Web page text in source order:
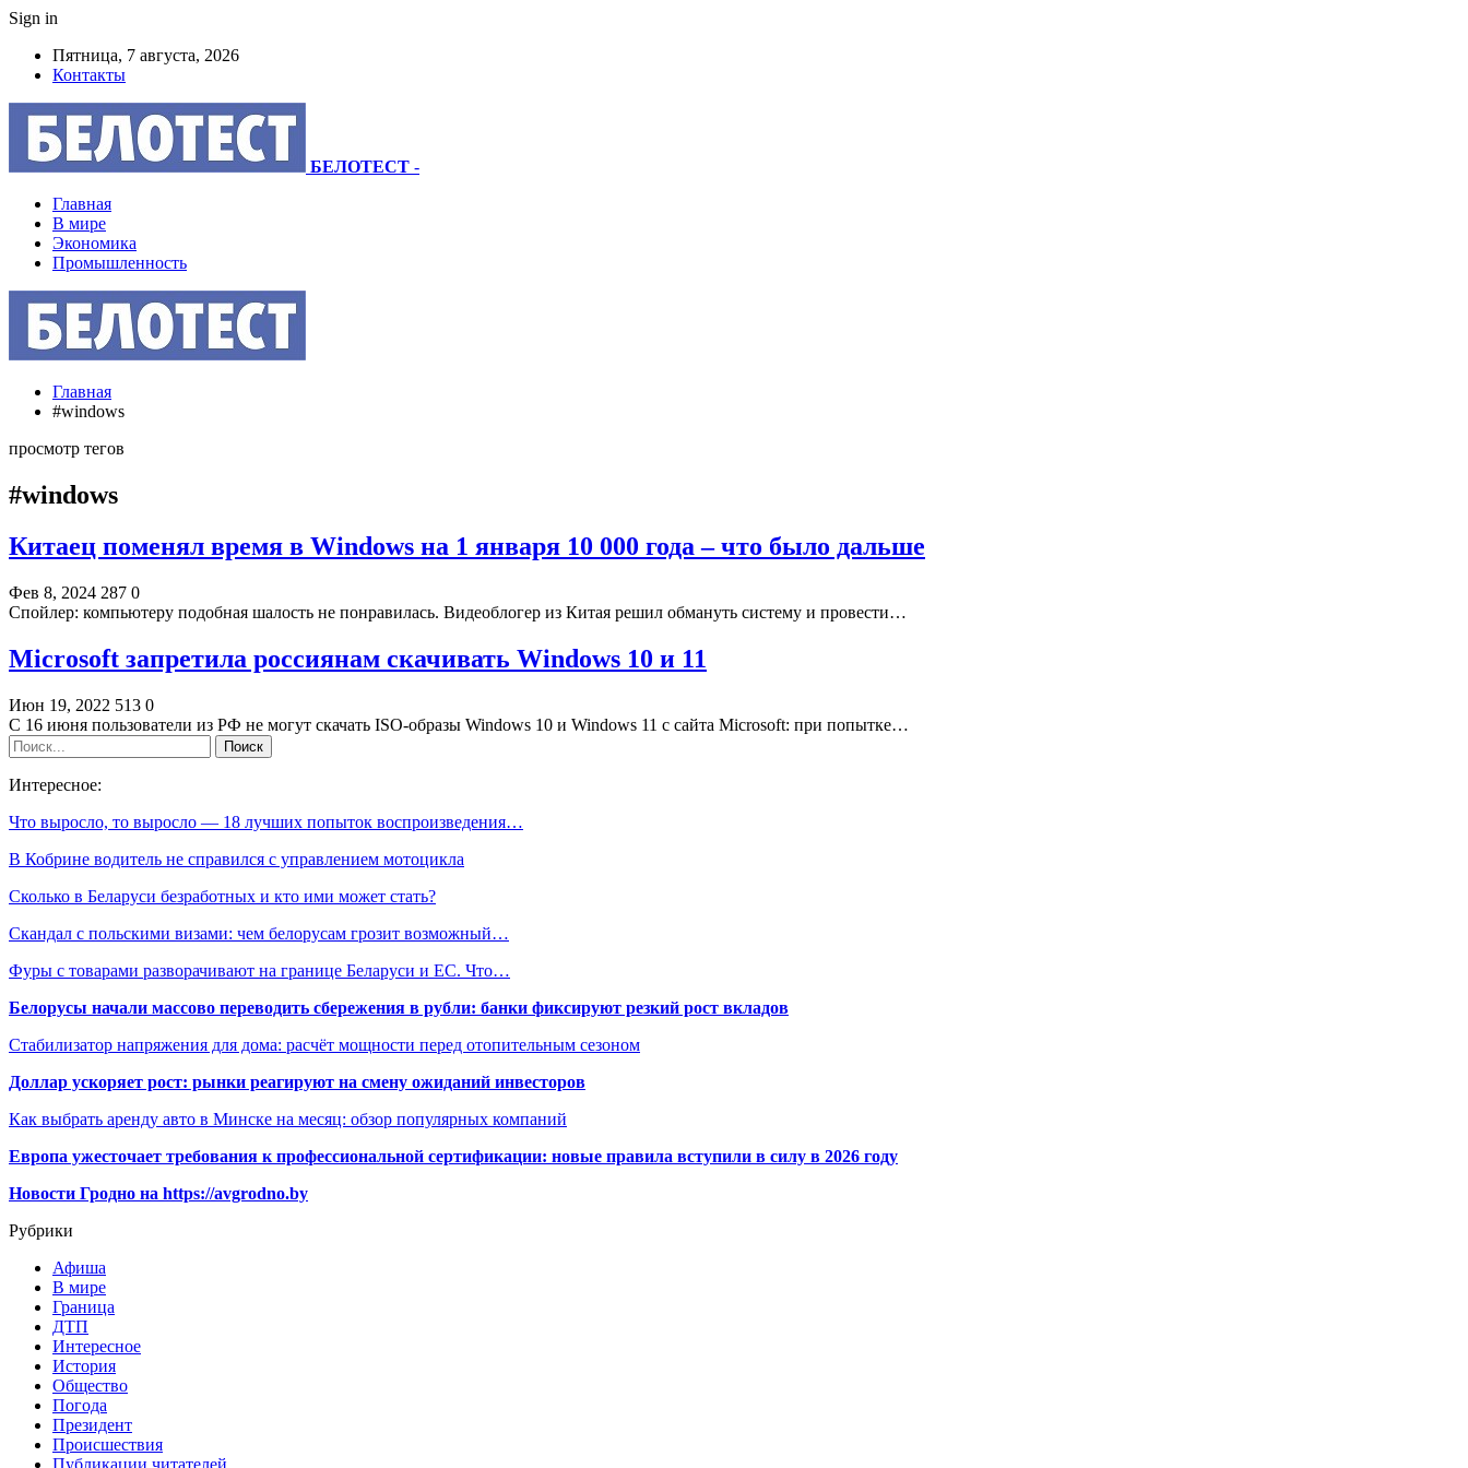
Sign in
Пятница, 7 августа, 2026
Контакты
БЕЛОТЕСТ -
Главная
В мире
Экономика
Промышленность
Главная
#windows
просмотр тегов
#windows
Китаец поменял время в Windows на 1 января 10 000 года – что было дальше
Фев 8, 2024 287 0
Спойлер: компьютеру подобная шалость не понравилась. Видеоблогер из Китая решил обмануть систему и провести…
Microsoft запретила россиянам скачивать Windows 10 и 11
Июн 19, 2022 513 0
С 16 июня пользователи из РФ не могут скачать ISO-образы Windows 10 и Windows 11 с сайта Microsoft: при попытке…
Интересное:
Что выросло, то выросло — 18 лучших попыток воспроизведения…
В Кобрине водитель не справился с управлением мотоцикла
Сколько в Беларуси безработных и кто ими может стать?
Скандал с польскими визами: чем белорусам грозит возможный…
Фуры с товарами разворачивают на границе Беларуси и ЕС. Что…
Белорусы начали массово переводить сбережения в рубли: банки фиксируют резкий рост вкладов
Стабилизатор напряжения для дома: расчёт мощности перед отопительным сезоном
Доллар ускоряет рост: рынки реагируют на смену ожиданий инвесторов
Как выбрать аренду авто в Минске на месяц: обзор популярных компаний
Европа ужесточает требования к профессиональной сертификации: новые правила вступили в силу в 2026 году
Новости Гродно на https://avgrodno.by
Рубрики
Афиша
В мире
Граница
ДТП
Интересное
История
Общество
Погода
Президент
Происшествия
Публикации читателей